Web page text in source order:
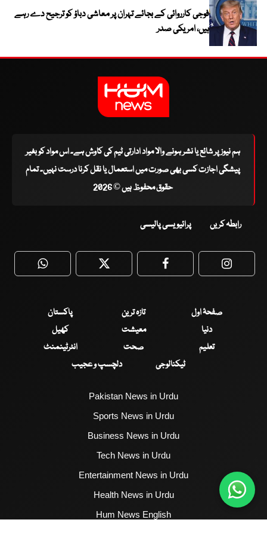
فوجی کارروائی کے بجائے تہران پر معاشی دباؤ کو ترجیح دے رہے
ہیں، امریکی صدر
ہم نیوز پر شائع یا نشر ہونے والا مواد ادارتی ٹیم کی کاوش ہے۔ اس مواد کو بغیر
پیشگی اجازت کسی بھی صورت میں استعمال یا نقل کرنا درست نہیں۔ تمام
حقوق محفوظ ہیں © 2026
رابطہ کریں پرائیویسی پالیسی
WhatsApp Twitter Facebook
صفحۂ اول تازہ ترین
پاکستان
دنیا
معیشت
کھیل
تعلیم
صحت
انٹرٹینمنٹ
ٹیکنالوجی
دلچسپ و عجیب
Pakistan News in Urdu
Sports News in Urdu
Business News in Urdu
Tech News in Urdu
Entertainment News in Urdu
Health News in Urdu
Hum News English